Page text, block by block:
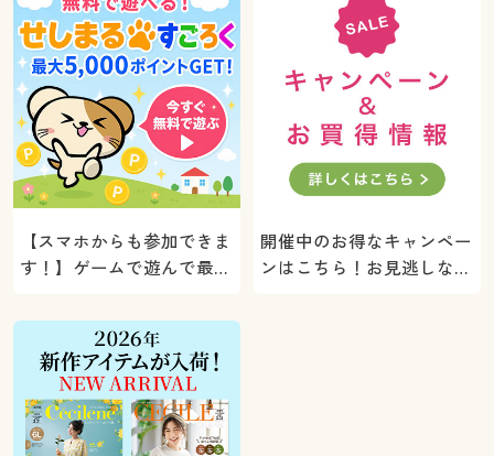
【スマホからも参加できま
す！】ゲームで遊んで最大
ト！
開催中のお得なキャンペー
ンはこちら！お見逃しな